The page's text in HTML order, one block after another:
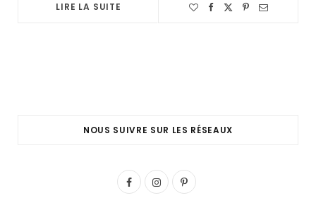
LIRE LA SUITE
NOUS SUIVRE SUR LES RÉSEAUX
F
I
P